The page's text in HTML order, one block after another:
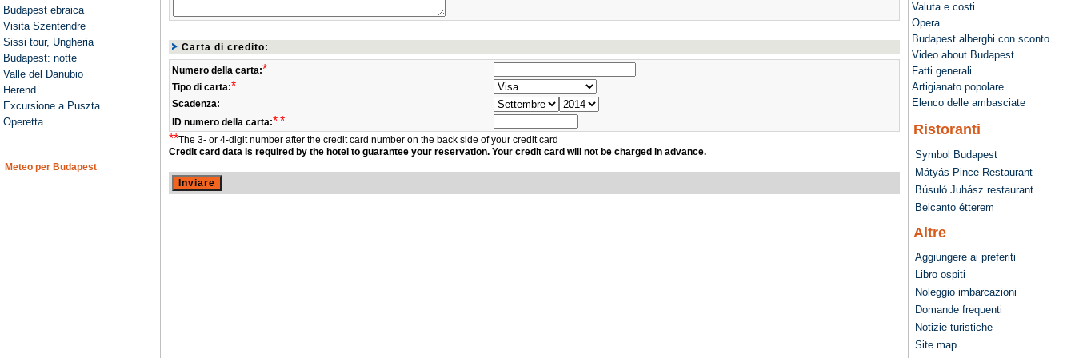
Budapest ebraica
Visita Szentendre
Sissi tour, Ungheria
Budapest: notte
Valle del Danubio
Herend
Excursione a Puszta
Operetta
Meteo per Budapest
Carta di credito:
Numero della carta:*
Tipo di carta:*
Scadenza:
ID numero della carta:**
**The 3- or 4-digit number after the credit card number on the back side of your credit card
Credit card data is required by the hotel to guarantee your reservation. Your credit card will not be charged in advance.
Valuta e costi
Opera
Budapest alberghi con sconto
Video about Budapest
Fatti generali
Artigianato popolare
Elenco delle ambasciate
Ristoranti
Symbol Budapest
Mátyás Pince Restaurant
Búsuló Juhász restaurant
Belcanto étterem
Altre
Aggiungere ai preferiti
Libro ospiti
Noleggio imbarcazioni
Domande frequenti
Notizie turistiche
Site map